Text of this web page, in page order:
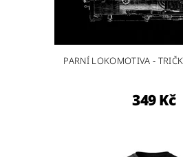
PARNÍ LOKOMOTIVA -
349 Kč